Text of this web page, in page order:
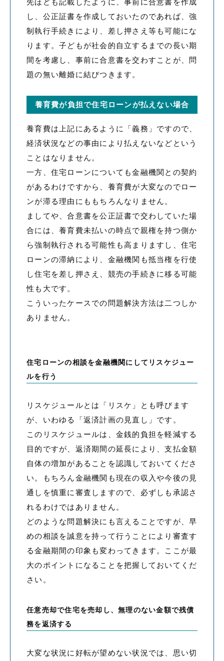
し、公正証書を作成しておいたのであれば、強
制執行手続きにより、差し押さえ等も可能にな
ります。子どもが社会的自立するまでの長い期
間を考慮し、事前に合意書を交わすことが、問
題の無い離婚に結びつきます。
養育費が負担で住宅ローンが払えない場合
養育費は上記にあるように「義務」ですので、
経済状況などの事由により払えないなどという
ことはなりません。
一方、住宅ローンについても金融機関との契約
があるわけですから、養育費が大変なのでロー
ンが滞る理由にももちろんなりません。
ましてや、合意書を公正証書で交わしていた場
合には、養育費未払いの時点で親権を持つ側か
ら強制執行される可能性も高まりますし、住宅
ローンの滞納により、金融機関も抵当権を行使
し住宅を差し押さえ、競売の手続きに移る可能
性も大です。
こういったケースでの問題解決方法は二つしか
ありません。
住宅ローンの相談を金融機関にしてリスケジュー
ルを行う
リスケジュールとは「リスケ」とも呼びます
が、いわゆる「返済計画の見直し」です。
このリスケジュールは、金銭的負担を軽減する
目的ですが、返済期間の延長により、支払金額
自体の増加があることを認識しておいてくださ
い。もちろん金融機関も現在の収入や今後の見
通しを慎重に審査しますので、必ずしも承認さ
れるわけではありません。
どのような問題解決にも言えることですが、早
めの相談を誠意を持って行うことにより審査す
る金融期間の印象も変わってきます。ここが最
大のポイントになることを把握しておいてくだ
さい。
任意売却で住宅を売却し、無理のない金額で残債
務を返済する
大変な状況に好転が望めない状況では、思い切